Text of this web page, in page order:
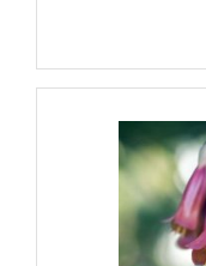
Biljke za čiji